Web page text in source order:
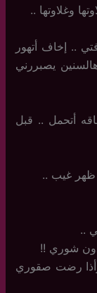
وغلاوتها ..
.. إخاف أتهور
يصبررني
أتحمل .. قبل
ظهر غيب ..
..
شوري !!
رضت صقوري